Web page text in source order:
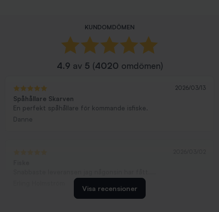
KUNDOMDÖMEN
4.9 av 5 (4020 omdömen)
2026/03/13
Spåhållare Skarven
En perfekt spåhållare för kommande isfiske.
Danne
Visa recensioner